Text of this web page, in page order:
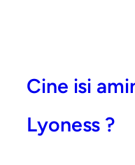
Cine isi
Lyoness ?